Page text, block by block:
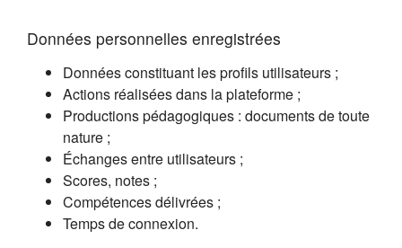
Données personnelles enregistrées
Données constituant les profils utilisateurs ;
Actions réalisées dans la plateforme ;
Productions pédagogiques : documents de toute
nature ;
Échanges entre utilisateurs ;
Scores, notes ;
Compétences délivrées ;
Temps de connexion.